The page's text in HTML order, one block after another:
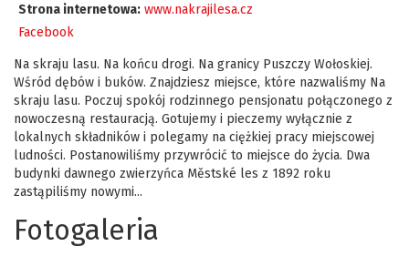
Strona internetowa: www.nakrajilesa.cz
Facebook
Na skraju lasu. Na końcu drogi. Na granicy Puszczy Wołoskiej.
Wśród dębów i buków. Znajdziesz miejsce, które nazwaliśmy Na
skraju lasu. Poczuj spokój rodzinnego pensjonatu połączonego z
nowoczesną restauracją. Gotujemy i pieczemy wyłącznie z
lokalnych składników i polegamy na ciężkiej pracy miejscowej
ludności. Postanowiliśmy przywrócić to miejsce do życia. Dwa
budynki dawnego zwierzyńca Městské les z 1892 roku
zastąpiliśmy nowymi...
Fotogaleria